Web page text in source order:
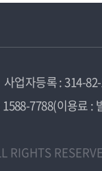
사업자등록 : 314-
7788(이용료 :
RIGHTS